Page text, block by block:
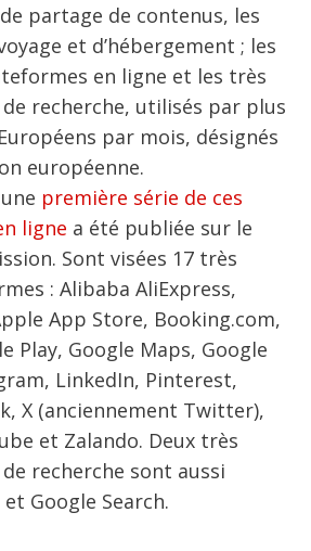
partage de contenus, les
et d’hébergement ; les
en ligne et les très
recherche, utilisés par plus
par mois, désignés
européenne.
première série de ces
ligne a été publiée sur le
Sont visées 17 très
: Alibaba AliExpress,
App Store, Booking.com,
Play, Google Maps, Google
LinkedIn, Pinterest,
X (anciennement Twitter),
et Zalando. Deux très
recherche sont aussi
Google Search.